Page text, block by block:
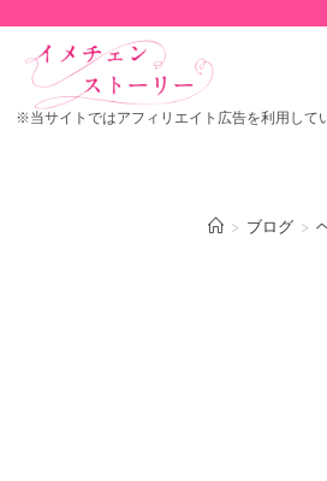
※当サイトではアフィリエイト広告を利用して
> ブログ >